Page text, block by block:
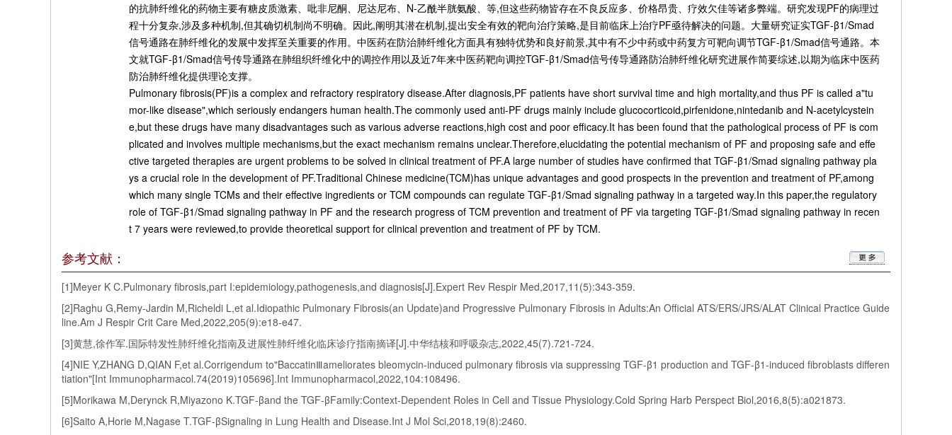
的抗肺纤维化的药物主要有糖皮质激素、吡非尼酮、尼达尼布、N-乙酰半胱氨酸、等,但这些药物皆存在不良反应多、价格昂贵、疗效欠佳等诸多弊端。研究发现PF的病理过
程十分复杂,涉及多种机制,但其确切机制尚不明确。因此,阐明其潜在机制,提出安全有效的靶向治疗策略,是目前临床上治疗PF亟待解决的问题。大量研究证实TGF-β1/Smad
信号通路在肺纤维化的发展中发挥至关重要的作用。中医药在防治肺纤维化方面具有独特优势和良好前景,其中有不少中药或中药复方可靶向调节TGF-β1/Smad信号通路。本
文就TGF-β1/Smad信号传导通路在肺组织纤维化中的调控作用以及近7年来中医药靶向调控TGF-β1/Smad信号传导通路防治肺纤维化研究进展作简要综述,以期为临床中医药
防治肺纤维化提供理论支撑。
Pulmonary fibrosis(PF)is a complex and refractory respiratory disease.After diagnosis,PF patients have short survival time and high mortality,and thus PF is called a"tu
mor-like disease",which seriously endangers human health.The commonly used anti-PF drugs mainly include glucocorticoid,pirfenidone,nintedanib and N-acetylcystein
e,but these drugs have many disadvantages such as various adverse reactions,high cost and poor efficacy.It has been found that the pathological process of PF is com
plicated and involves multiple mechanisms,but the exact mechanism remains unclear.Therefore,elucidating the potential mechanism of PF and proposing safe and effe
ctive targeted therapies are urgent problems to be solved in clinical treatment of PF.A large number of studies have confirmed that TGF-β1/Smad signaling pathway pla
ys a crucial role in the development of PF.Traditional Chinese medicine(TCM)has unique advantages and good prospects in the prevention and treatment of PF,among
which many single TCMs and their effective ingredients or TCM compounds can regulate TGF-β1/Smad signaling pathway in a targeted way.In this paper,the regulatory
role of TGF-β1/Smad signaling pathway in PF and the research progress of TCM prevention and treatment of PF via targeting TGF-β1/Smad signaling pathway in recen
t 7 years were reviewed,to provide theoretical support for clinical prevention and treatment of PF by TCM.
参考文献：
[1]Meyer K C.Pulmonary fibrosis,part I:epidemiology,pathogenesis,and diagnosis[J].Expert Rev Respir Med,2017,11(5):343-359.
[2]Raghu G,Remy-Jardin M,Richeldi L,et al.Idiopathic Pulmonary Fibrosis(an Update)and Progressive Pulmonary Fibrosis in Adults:An Official ATS/ERS/JRS/ALAT Clinical Practice Guide
line.Am J Respir Crit Care Med,2022,205(9):e18-e47.
[3]黄慧,徐作军.国际特发性肺纤维化指南及进展性肺纤维化临床诊疗指南摘译[J].中华结核和呼吸杂志,2022,45(7).721-724.
[4]NIE Y,ZHANG D,QIAN F,et al.Corrigendum to"BaccatinⅢameliorates bleomycin-induced pulmonary fibrosis via suppressing TGF-β1 production and TGF-β1-induced fibroblasts differen
tiation"[Int Immunopharmacol.74(2019)105696].Int Immunopharmacol,2022,104:108496.
[5]Morikawa M,Derynck R,Miyazono K.TGF-βand the TGF-βFamily:Context-Dependent Roles in Cell and Tissue Physiology.Cold Spring Harb Perspect Biol,2016,8(5):a021873.
[6]Saito A,Horie M,Nagase T.TGF-βSignaling in Lung Health and Disease.Int J Mol Sci,2018,19(8):2460.